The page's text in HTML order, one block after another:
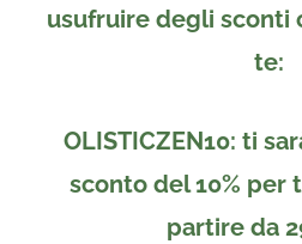
usufruire degli sconti
te:
OLISTICZEN10: ti
sconto del 10% per
partire da